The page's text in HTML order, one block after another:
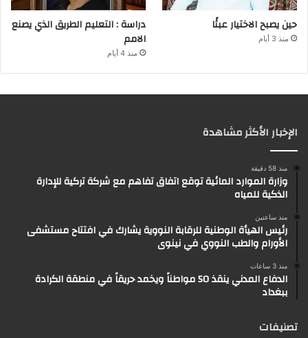
حين يصبح الاختيار عبئًا
منذ 3 أيام
دراسة : التعليم الطريق الذي يصنع
الامم
منذ 4 أيام
الإخبار الأكثر مشاهدة
منذ 58 دقيقة
وزارة الموارد المائية توقع اتفاق تفاهم مع شركة تركية للإدارة
الذكية للمياه
منذ ساعتين
رئيس الهيأة الوطنية للرقابة النووية يشارك في افتتاح مستشفى
الأورام والطب النووي في نينوى
منذ 3 ساعات
الدفاع المدني ينقذ 50 مواطناً ويخمد حريقاً في منطقة الكرادة
ببغداد
تصنيفات